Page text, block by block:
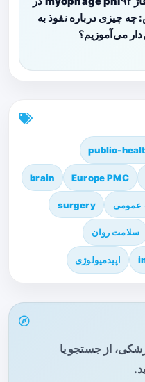
چه چیزی درباره نفوذ به
می‌آموزیم؟
public-
Europe PMC
brain
عمومی surgery
سلامت روان
اپیدمیولوژی
از جستجو یا